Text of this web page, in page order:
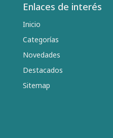
Enlaces de interés
Inicio
Categorías
Novedades
Destacados
Sitemap